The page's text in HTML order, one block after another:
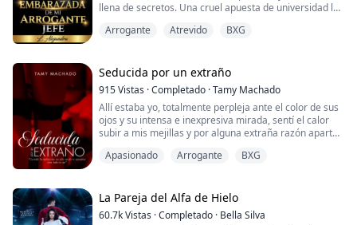
llena de secretos. Una cruel apuesta de universidad le
Blackwood, ella solo era un juego de una noche. O eso
Ahora, Zoe ha regresado al hospital como residente,
pero el destino le tiene preparada una emboscada: su
jef...
Arrogante Atrevido BXG
Seducida por un extraño
915Vistas ·Completado ·Tamy Machado
Allí estaba yo, totalmente perpleja ante el color de sus
ojos y su intensa e inexpresiva mirada, sentí el calor
subir a mis mejillas y por alguna extraña razón aparte
rostro en otra dirección y siguió su camino...
cuyos ojos me hipnotizaron? solo podria ser una
especie de Dios en la tierra porq...
Apasionado Arrogante BXG
La Pareja del Alfa de Hielo
60.7kVistas ·Completado · Bella Silva